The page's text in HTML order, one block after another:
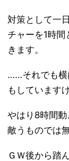
対策として一
チャーを1時
きます。
……それでも横
もしています
やはり8時間
敵うものでは
ＧＷ後から踏